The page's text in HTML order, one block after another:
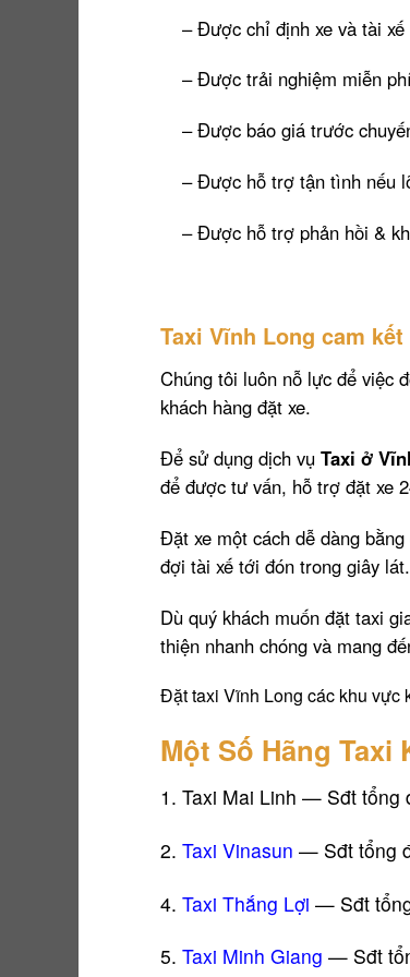
– Được chỉ định xe và tài xế
– Được trải nghiệm miễn
– Được báo giá trước
– Được hỗ trợ tận tình nếu
– Được hỗ trợ phản hồi &
Taxi Vĩnh Long cam
Chúng tôi luôn nỗ lực để việc
khách hàng đặt xe.
Để sử dụng dịch vụ Taxi ở
để được tư vấn, hỗ trợ đặt xe
Đặt xe một cách dễ dàng
đợi tài xế tới đón trong giây lát.
Dù quý khách muốn đặt taxi
thiện nhanh chóng và mang
Đặt taxi Vĩnh Long các khu vực
Một Số Hãng Taxi
1. Taxi Mai Linh — Sđt tổng
2. Taxi Vinasun — Sđt tổng
4. Taxi Thắng Lợi — Sđt
5. Taxi Minh Giang — Sđt